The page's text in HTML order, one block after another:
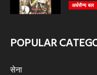
अर्धसैन्य बल
POPULAR
सेना